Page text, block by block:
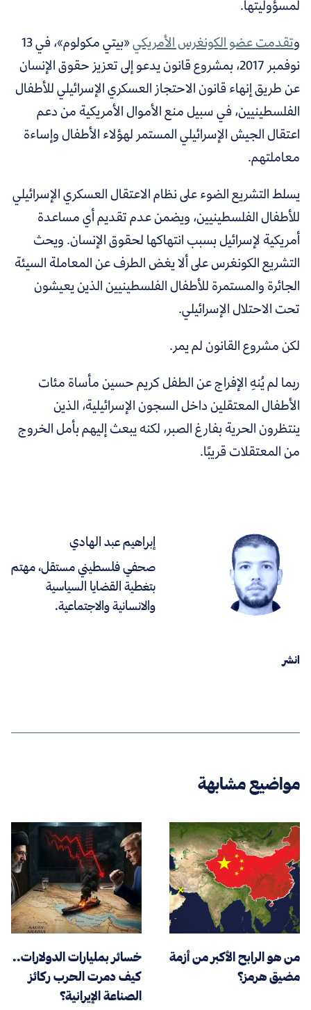
إبراهيم عبد الهادي
صحفي فلسطيني مستقل، مهتم
بتغطية القضايا السياسية
والانسانية والاجتماعية.
انشر
لمسؤوليتها.
وتقدمت عضو الكونغرس الأمريكي
«بيتي مكولوم»، في 13
نوفمبر 2017، بمشروع قانون يدعو إلى تعزيز حقوق الإنسان
عن طريق إنهاء قانون الاحتجاز العسكري الإسرائيلي للأطفال
الفلسطينيين، في سبيل منع الأموال الأمريكية من دعم
اعتقال الجيش الإسرائيلي المستمر لهؤلاء الأطفال وإساءة
معاملتهم.
يسلط التشريع الضوء على نظام الاعتقال العسكري الإسرائيلي
للأطفال الفلسطينيين، ويضمن عدم تقديم أي مساعدة
أمريكية لإسرائيل بسبب انتهاكها لحقوق الإنسان. ويحث
التشريع الكونغرس على ألا يغض الطرف عن المعاملة السيئة
الجائرة والمستمرة للأطفال الفلسطينيين الذين يعيشون
تحت الاحتلال الإسرائيلي.
لكن مشروع القانون لم يمر.
ربما لم يُنهِ الإفراج عن الطفل كريم حسين مأساة مئات
الأطفال المعتقلين داخل السجون الإسرائيلية، الذين
ينتظرون الحرية بفارغ الصبر، لكنه يبعث إليهم بأمل الخروج
من المعتقلات قريبًا.
مواضيع مشابهة
من هو الرابح الأكبر من أزمة
مضيق هرمز؟
خسائر بمليارات الدولارات..
كيف دمرت الحرب ركائز
الصناعة الإيرانية؟